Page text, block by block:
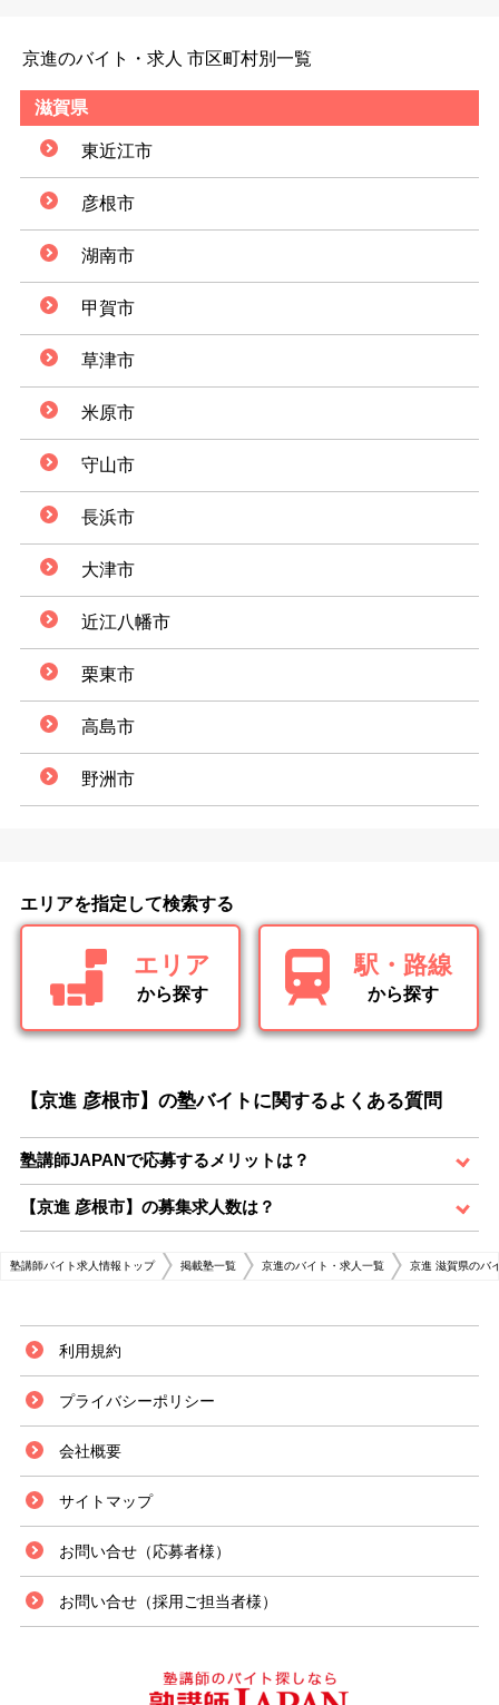
京進のバイト・求人 市区町村別一覧
滋賀県
東近江市
彦根市
湖南市
甲賀市
草津市
米原市
守山市
長浜市
大津市
近江八幡市
栗東市
高島市
野洲市
エリアを指定して検索する
エリア
から探す
駅・路線
から探す
【京進 彦根市】の塾バイトに関するよくある質問
塾講師JAPANで応募するメリットは？
【京進 彦根市】の募集求人数は？
塾講師バイト求人情報トップ 掲載塾一覧 京進のバイト・求人一覧 京進 滋賀県のバ
利用規約
プライバシーポリシー
会社概要
サイトマップ
お問い合せ（応募者様）
お問い合せ（採用ご担当者様）